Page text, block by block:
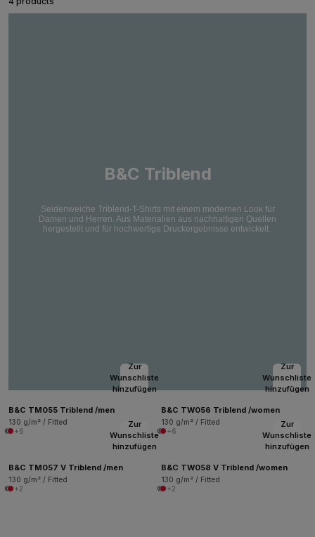
B&C Triblend
Seidenweiche Triblend-T-Shirts mit einem modernen Look für
Damen und Herren. Aus Materialien aus nachhaltigen Quellen
hergestellt und für hochwertige Druckergebnisse entwickelt.
Zur
Wunschliste
hinzufügen
B&C TM055 Triblend /men
130 g/m² / Fitted
+6
Zur
Wunschliste
hinzufügen
B&C TW056 Triblend /women
130 g/m² / Fitted
+6
Zur
Wunschliste
hinzufügen
B&C TM057 V Triblend /men
130 g/m² / Fitted
+2
Zur
Wunschliste
hinzufügen
B&C TW058 V Triblend /women
130 g/m² / Fitted
+2